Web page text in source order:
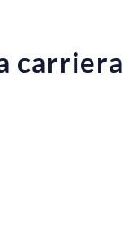
carriera